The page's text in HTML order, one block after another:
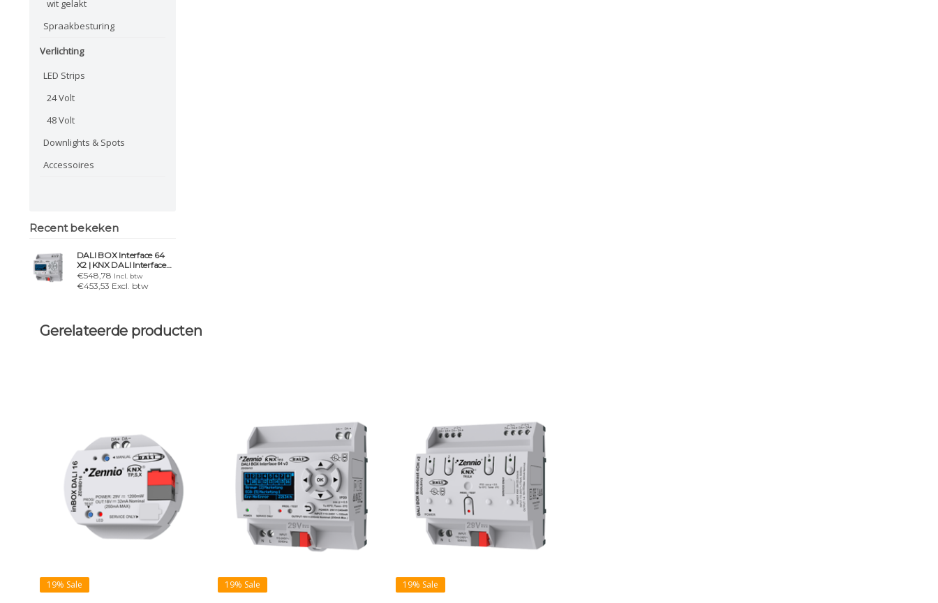
wit gelakt
Spraakbesturing
Verlichting
LED Strips
24 Volt
48 Volt
Downlights & Spots
Accessoires
Recent bekeken
DALI BOX Interface 64
X2 | KNX DALI Interface
64 VSA, 2 kanalen
€548,78 Incl. btw
€453,53 Excl. btw
Gerelateerde producten
19% Sale 19% Sale 19% Sale